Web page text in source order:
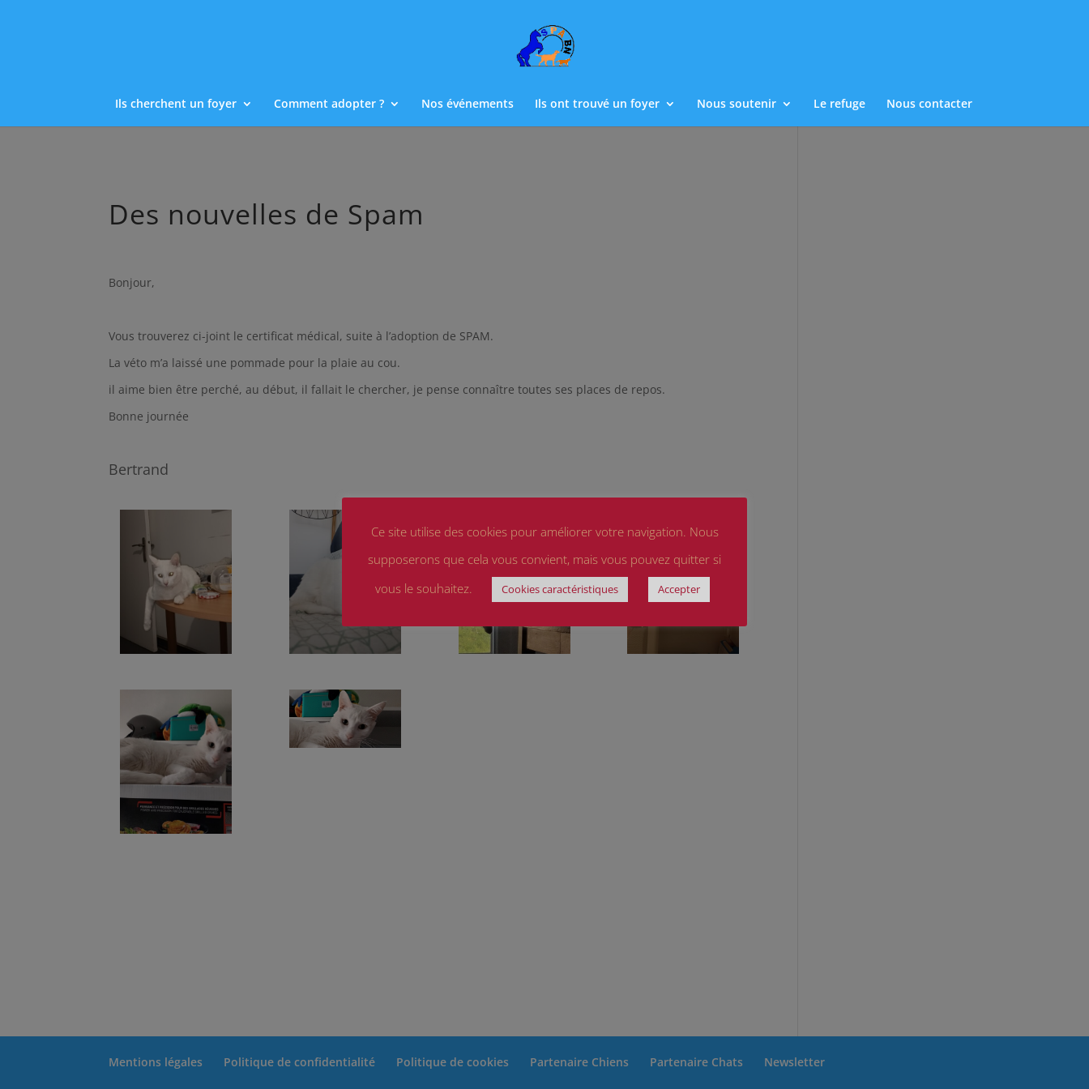
Ils cherchent un foyer Comment adopter ? Nos événements Ils ont trouvé un foyer Nous soutenir Le refuge Nous contacter
Des nouvelles de Spam
Bonjour,
Vous trouverez ci-joint le certificat médical, suite à l’adoption de SPAM.
La véto m’a laissé une pommade pour la plaie au cou.
il aime bien être perché, au début, il fallait le chercher, je pense connaître toutes ses places de repos.
Bonne journée
Bertrand
Mentions légales Politique de confidentialité Politique de cookies Partenaire Chiens Partenaire Chats Newsletter
Ce site utilise des cookies pour améliorer votre navigation. Nous
supposerons que cela vous convient, mais vous pouvez quitter si
vous le souhaitez.
Cookies caractéristiques Accepter